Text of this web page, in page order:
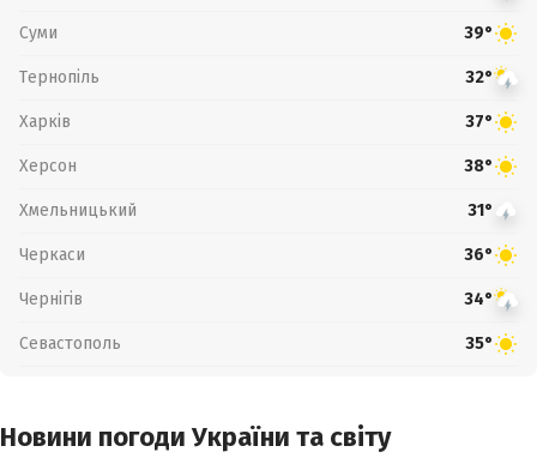
Суми 39°
Тернопіль 32°
Харків 37°
Херсон 38°
Хмельницький 31°
Черкаси 36°
Чернігів 34°
Севастополь 35°
Новини погоди України та світу